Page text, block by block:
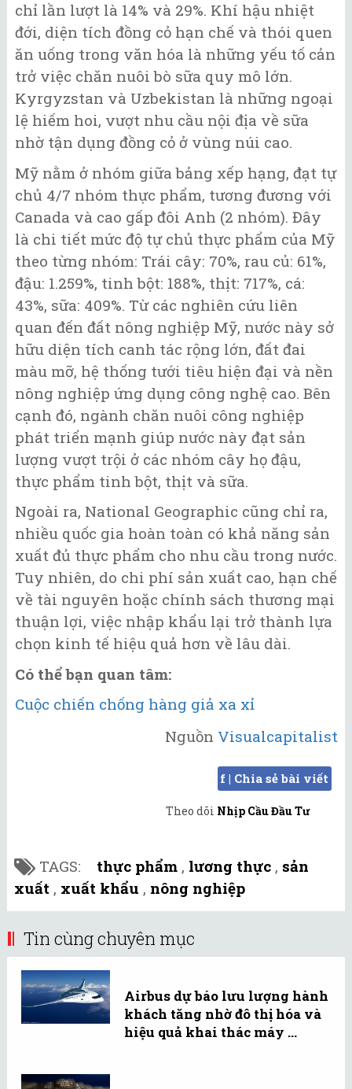
chỉ lần lượt là 14% và 29%. Khí hậu nhiệt
đới, diện tích đồng cỏ hạn chế và thói quen
ăn uống trong văn hóa là những yếu tố cản
trở việc chăn nuôi bò sữa quy mô lớn.
Kyrgyzstan và Uzbekistan là những ngoại
lệ hiếm hoi, vượt nhu cầu nội địa về sữa
nhờ tận dụng đồng cỏ ở vùng núi cao.
Mỹ nằm ở nhóm giữa bảng xếp hạng, đạt tự
chủ 4/7 nhóm thực phẩm, tương đương với
Canada và cao gấp đôi Anh (2 nhóm). Đây
là chi tiết mức độ tự chủ thực phẩm của Mỹ
theo từng nhóm: Trái cây: 70%, rau củ: 61%,
đậu: 1.259%, tinh bột: 188%, thịt: 717%, cá:
43%, sữa: 409%. Từ các nghiên cứu liên
quan đến đất nông nghiệp Mỹ, nước này sở
hữu diện tích canh tác rộng lớn, đất đai
màu mỡ, hệ thống tưới tiêu hiện đại và nền
nông nghiệp ứng dụng công nghệ cao. Bên
cạnh đó, ngành chăn nuôi công nghiệp
phát triển mạnh giúp nước này đạt sản
lượng vượt trội ở các nhóm cây họ đậu,
thực phẩm tinh bột, thịt và sữa.
Ngoài ra, National Geographic cũng chỉ ra,
nhiều quốc gia hoàn toàn có khả năng sản
xuất đủ thực phẩm cho nhu cầu trong nước.
Tuy nhiên, do chi phí sản xuất cao, hạn chế
về tài nguyên hoặc chính sách thương mại
thuận lợi, việc nhập khẩu lại trở thành lựa
chọn kinh tế hiệu quả hơn về lâu dài.
Có thể bạn quan tâm:
Cuộc chiến chống hàng giả xa xỉ
Nguồn Visualcapitalist
f | Chia sẻ bài viết
Theo dõi Nhịp Cầu Đầu Tư
TAGS: thực phẩm , lương thực , sản
xuất , xuất khẩu , nông nghiệp
Tin cùng chuyên mục
Airbus dự báo lưu lượng hành
khách tăng nhờ đô thị hóa và
hiệu quả khai thác máy ...